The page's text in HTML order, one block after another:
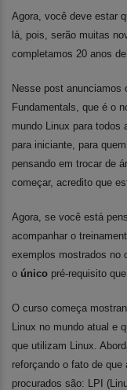
Agora, você deve estar
lá, pois, serão muitas
completamos 20 anos
Nesse post anunciamos
Fundamentals, que é o
mundo Linux para todos
para iniciante, para
pensando em trocar de
começar, acredito que
Agora, se você está
acompanhar o
exemplos mostrados no
o único pré-requisito
O curso começa
Linux no mundo atual e
que utilizam Linux.
reforçando o fato de que
procurados são: LPI